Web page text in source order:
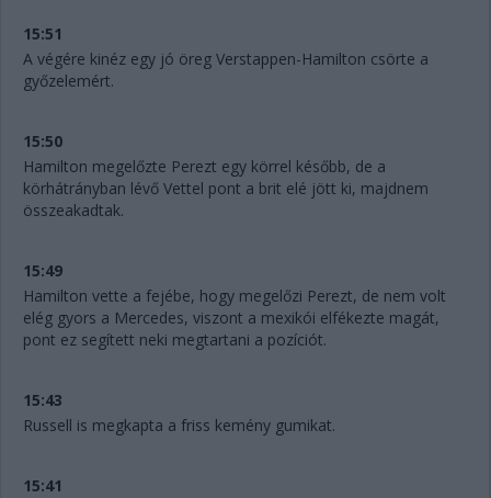
15:51
A végére kinéz egy jó öreg Verstappen-Hamilton csörte a
győzelemért.
15:50
Hamilton megelőzte Perezt egy körrel később, de a
körhátrányban lévő Vettel pont a brit elé jött ki, majdnem
összeakadtak.
15:49
Hamilton vette a fejébe, hogy megelőzi Perezt, de nem volt
elég gyors a Mercedes, viszont a mexikói elfékezte magát,
pont ez segített neki megtartani a pozíciót.
15:43
Russell is megkapta a friss kemény gumikat.
15:41